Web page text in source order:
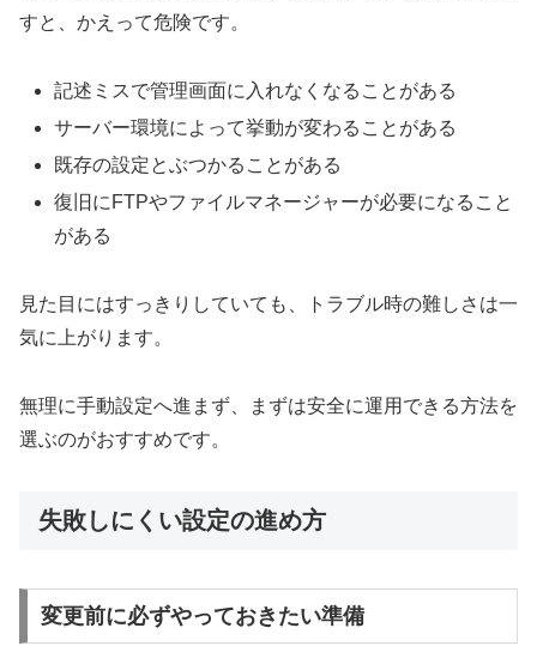
すと、かえって危険です。
記述ミスで管理画面に入れなくなることがある
サーバー環境によって挙動が変わることがある
既存の設定とぶつかることがある
復旧にFTPやファイルマネージャーが必要になること
がある
見た目にはすっきりしていても、トラブル時の難しさは一
気に上がります。
無理に手動設定へ進まず、まずは安全に運用できる方法を
選ぶのがおすすめです。
失敗しにくい設定の進め方
変更前に必ずやっておきたい準備